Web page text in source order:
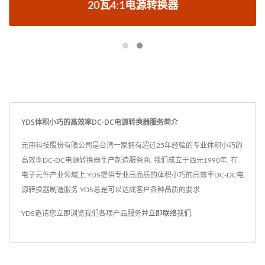
20瓦4:1电源转换器
YDS体积小巧的高效率DC-DC电源转换器服务简介
元冊科技股份有限公司是台湾一家拥有超过25年经验的专业体积小巧的
高效率DC-DC电源转换器生产制造服务商. 我们成立于西元1990年, 在
电子元件产业领域上,YDS提供专业高品质的体积小巧的高效率DC-DC电
源转换器制造服务,YDS总是可以达成客户各种品质的要求
YDS邀请您立即浏览我们各项产品服务并 立即联络我们